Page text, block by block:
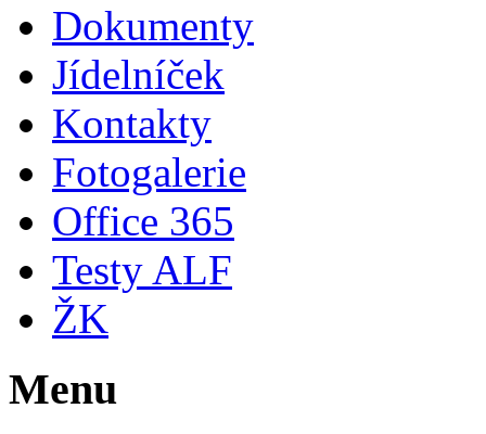
Dokumenty
Jídelníček
Kontakty
Fotogalerie
Office 365
Testy ALF
ŽK
Menu